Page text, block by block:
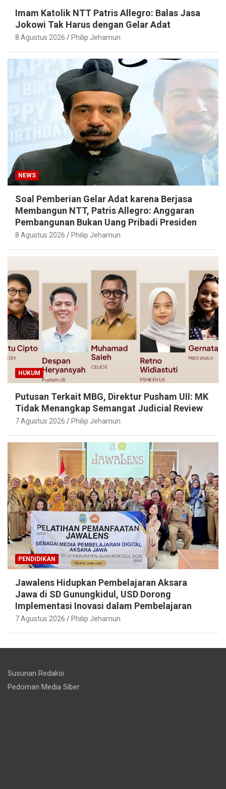
Imam Katolik NTT Patris Allegro: Balas Jasa
Jokowi Tak Harus dengan Gelar Adat
8 Agustus 2026 Philip Jehamun
NEWS
Soal Pemberian Gelar Adat karena Berjasa
Membangun NTT, Patris Allegro: Anggaran
Pembangunan Bukan Uang Pribadi Presiden
8 Agustus 2026 Philip Jehamun
HUKUM
Putusan Terkait MBG, Direktur Pusham UII: MK
Tidak Menangkap Semangat Judicial Review
7 Agustus 2026 Philip Jehamun
PENDIDIKAN
Jawalens Hidupkan Pembelajaran Aksara
Jawa di SD Gunungkidul, USD Dorong
Implementasi Inovasi dalam Pembelajaran
7 Agustus 2026 Philip Jehamun
Susunan Redaksi
Pedoman Media Siber